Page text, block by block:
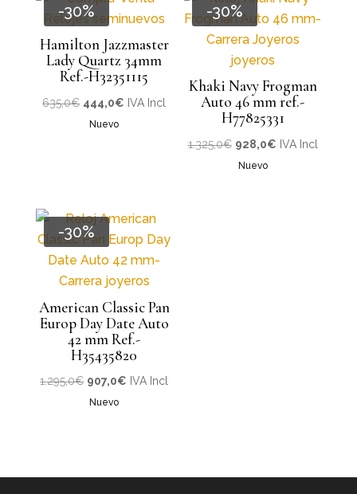
-30%
Hamilton Jazzmaster
Lady Quartz 34mm
Ref.-H32351115
635,0€ El
precio
444,0€ ElIVA Incl
Nuevo
-30%
Khaki Navy Frogman
Auto 46 mm ref.-
H77825331
1.325,0€ El
precio
928,0€ElIVA Incl
Nuevo
-30%
American Classic Pan
Europ Day Date Auto
42 mm Ref.-
H35435820
1.295,0€ El
precio
907,0€ ElIVA Incl
Nuevo